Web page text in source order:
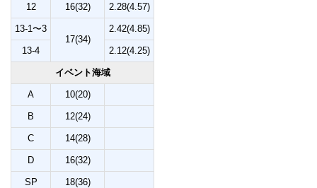
12 16(32) 2.28(4.57)
13-1〜3
17(34)
2.42(4.85)
13-4 2.12(4.25)
イベント海域
A 10(20)
B 12(24)
C 14(28)
D 16(32)
SP 18(36)